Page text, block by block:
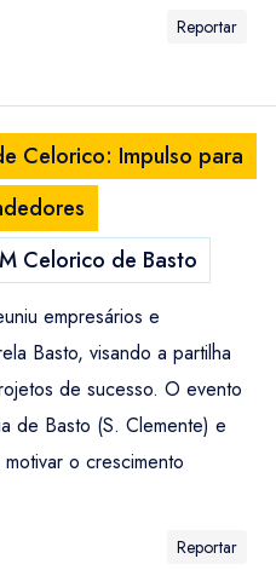
Reportar
Celorico: Impulso para
Celorico de Basto
empresários e
Basto, visando a partilha
de sucesso. O evento
de Basto (S. Clemente) e
o crescimento
Reportar